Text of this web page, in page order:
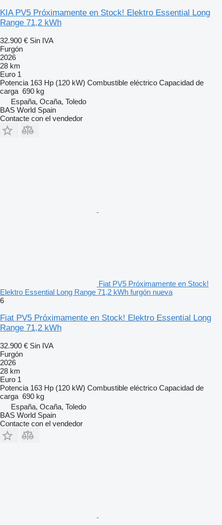
KIA PV5 Próximamente en Stock! Elektro Essential Long
Range 71,2 kWh
32.900 € Sin IVA
Furgón
2026
28 km
Euro 1
Potencia 163 Hp (120 kW) Combustible eléctrico Capacidad de
carga 690 kg
España, Ocaña, Toledo
BAS World Spain
Contacte con el vendedor
Fiat PV5 Próximamente en Stock!
Elektro Essential Long Range 71,2 kWh furgón nueva
6
Fiat PV5 Próximamente en Stock! Elektro Essential Long
Range 71,2 kWh
32.900 € Sin IVA
Furgón
2026
28 km
Euro 1
Potencia 163 Hp (120 kW) Combustible eléctrico Capacidad de
carga 690 kg
España, Ocaña, Toledo
BAS World Spain
Contacte con el vendedor